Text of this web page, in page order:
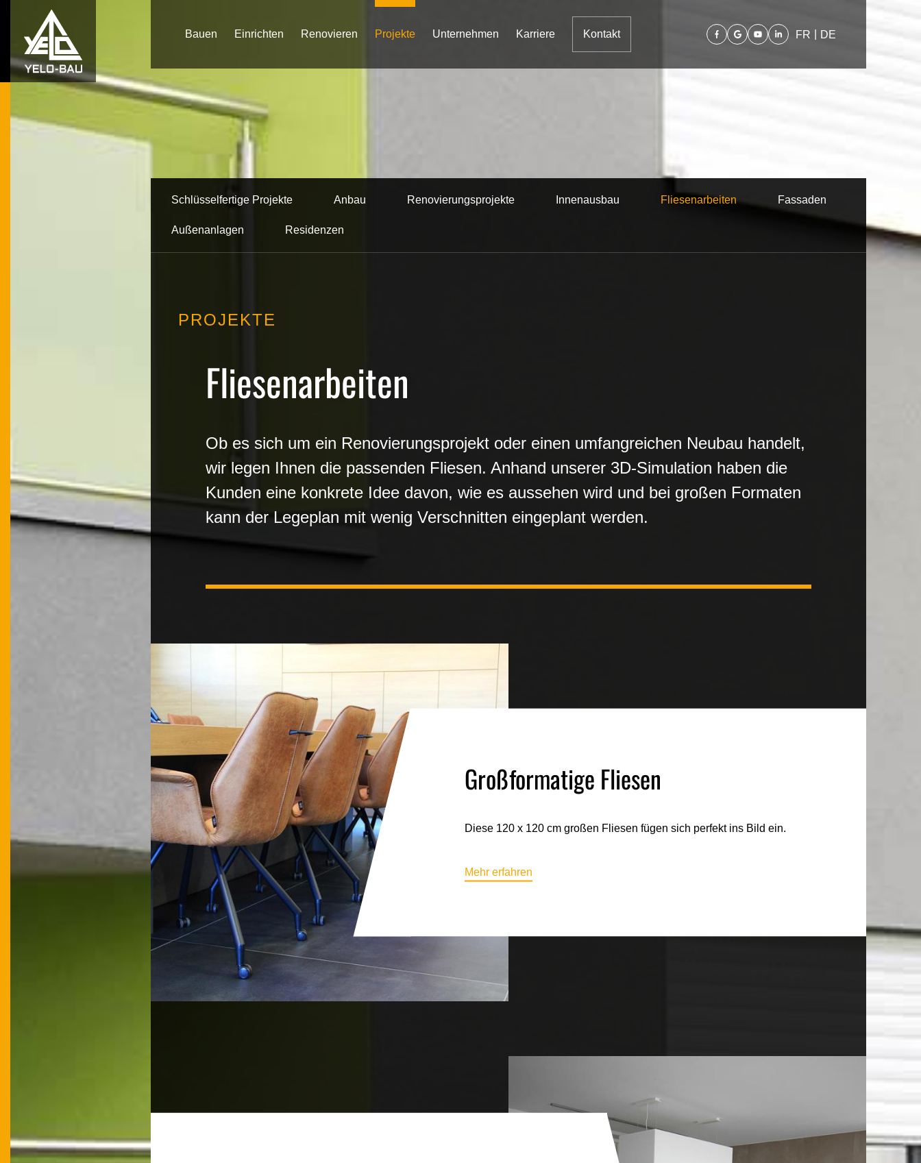
FR DE
Bauen Einrichten Renovieren Projekte Unternehmen Karriere Kontakt
Schlüsselfertige Projekte Anbau Renovierungsprojekte Innenausbau Fliesenarbeiten Fassaden
Außenanlagen Residenzen
PROJEKTE
Fliesenarbeiten
Ob es sich um ein Renovierungsprojekt oder einen umfangreichen Neubau handelt,
wir legen Ihnen die passenden Fliesen. Anhand unserer 3D-Simulation haben die
Kunden eine konkrete Idee davon, wie es aussehen wird und bei großen Formaten
kann der Legeplan mit wenig Verschnitten eingeplant werden.
Großformatige Fliesen
Diese 120 x 120 cm großen Fliesen fügen sich perfekt ins Bild ein.
Mehr erfahren